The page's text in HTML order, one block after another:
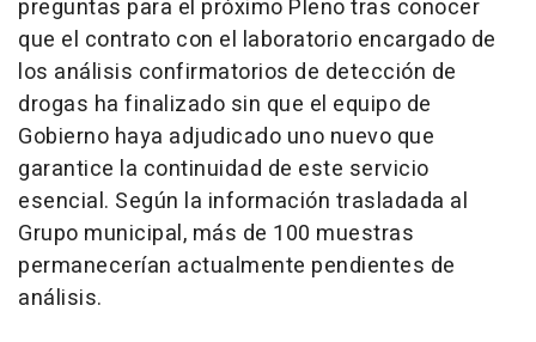
preguntas para el próximo Pleno tras conocer
que el contrato con el laboratorio encargado de
los análisis confirmatorios de detección de
drogas ha finalizado sin que el equipo de
Gobierno haya adjudicado uno nuevo que
garantice la continuidad de este servicio
esencial. Según la información trasladada al
Grupo municipal, más de 100 muestras
permanecerían actualmente pendientes de
análisis.